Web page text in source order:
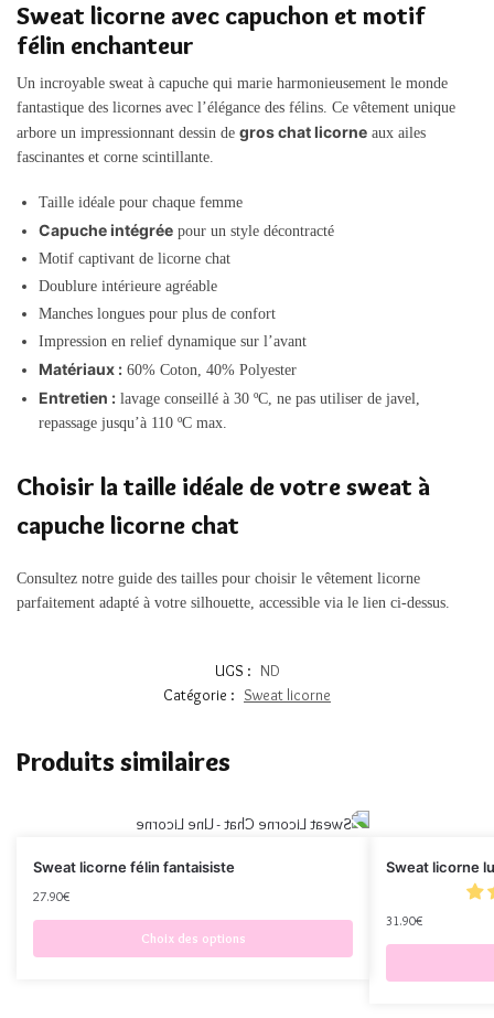
Sweat licorne avec capuchon et motif
félin enchanteur
Un incroyable sweat à capuche qui marie harmonieusement le monde
fantastique des licornes avec l’élégance des félins. Ce vêtement unique
arbore un impressionnant dessin de gros chat licorne aux ailes
fascinantes et corne scintillante.
Taille idéale pour chaque femme
Capuche intégrée pour un style décontracté
Motif captivant de licorne chat
Doublure intérieure agréable
Manches longues pour plus de confort
Impression en relief dynamique sur l’avant
Matériaux : 60% Coton, 40% Polyester
Entretien : lavage conseillé à 30 ºC, ne pas utiliser de javel,
repassage jusqu’à 110 ºC max.
Choisir la taille idéale de votre sweat à
capuche licorne chat
Consultez notre guide des tailles pour choisir le vêtement licorne
parfaitement adapté à votre silhouette, accessible via le lien ci-dessus.
UGS : ND
Catégorie : Sweat licorne
Produits similaires
Sweat licorne félin fantaisiste
27.90€
Choix des options
Sweat licorne
31.90€